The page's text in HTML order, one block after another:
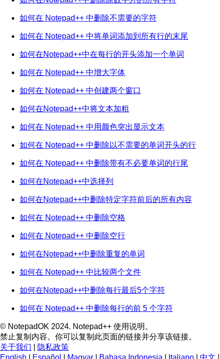
如何在 Notepad++ 中删除不需要的字符
如何在 Notepad++ 中将单词添加到所有行的末尾
如何在Notepad++中在每行的开头添加一个单词
如何在 Notepad++ 中增大字体
如何在 Notepad++ 中创建两个窗口
如何在Notepad++中将文本加粗
如何在 Notepad++ 中用颜色突出显示文本
如何在 Notepad++ 中删除以不需要的单词开头的行
如何在 Notepad++ 中删除带有不必要单词的行尾
如何在Notepad++中选择列
如何在Notepad++中删除特定字符前后的所有内容
如何在 Notepad++ 中删除空格
如何在 Notepad++ 中删除空行
如何在Notepad++中删除重复的单词
如何在 Notepad++ 中比较两个文件
如何在Notepad++中删除每行最后5个字符
如何在 Notepad++ 中删除每行的前 5 个字符
© NotepadOK 2024. Notepad++ 使用说明。
禁止复制内容。你可以复制此页面的链接并分享该链接。
关于我们
隐私政策
English
Español Magyar Bahasa Indonesia Italiano 中文